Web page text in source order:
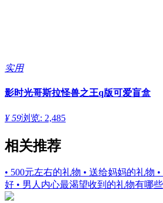
实用
影时光哥斯拉怪兽之王q版可爱盲盒
¥ 59浏览: 2,485
相关推荐
• 500元左右的礼物 • 送给妈妈的礼物
好 • 男人内心最渴望收到的礼物有哪些